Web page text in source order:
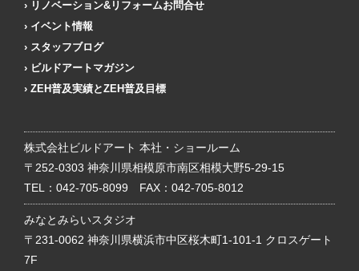
リノベーション&リフォームお問合せ
イベント情報
スタッフブログ
ビルドアートマガジン
ZEH普及実績とZEH普及目標
株式会社ビルドアート 本社・ショールーム
〒252-0303 神奈川県相模原市南区相模大野5-29-15
TEL： 042-705-8099 FAX：042-705-8012
みなとみらいスタジオ
〒231-0062 神奈川県横浜市中区桜木町1-101-1 クロスゲート
7F